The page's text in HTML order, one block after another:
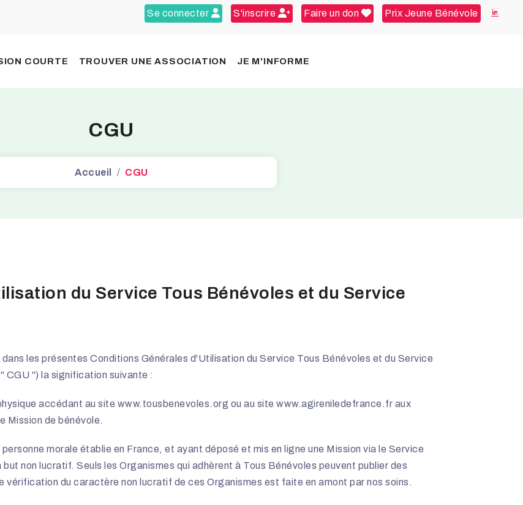
Se connecter S'inscrire Faire un don Prix Jeune Bénévole
COURTE TROUVER UNE ASSOCIATION JE M'INFORME
CGU
Accueil CGU
du Service Tous Bénévoles et du Service
les présentes Conditions Générales d'Utilisation du Service Tous Bénévoles et du Service
CGU ") la signification suivante :
accédant au site www.tousbenevoles.org ou au sitewww.agireniledefrance.fr aux
Mission de bénévole.
morale établie en France, et ayant déposé et mis en ligne une Mission via le Service
non lucratif. Seuls les Organismes qui adhèrent à Tous Bénévoles peuvent publier des
vérification du caractère non lucratif de ces Organismes est faite en amont par nos soins.